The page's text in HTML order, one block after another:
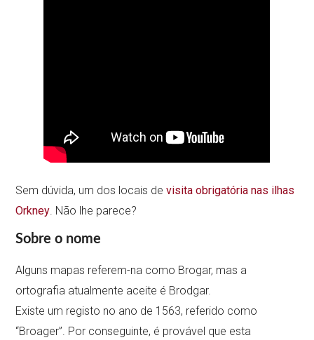
Sem dúvida, um dos locais devisita obrigatória nas ilhas
Orkney. Não lhe parece?
Sobre o nome
Alguns mapas referem-na como Brogar, mas a
ortografia atualmente aceite é Brodgar.
Existe um registo no ano de 1563, referido como
“Broager”. Por conseguinte, é provável que esta